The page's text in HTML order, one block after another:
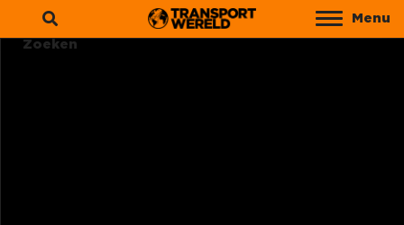
Menu
Zoeken